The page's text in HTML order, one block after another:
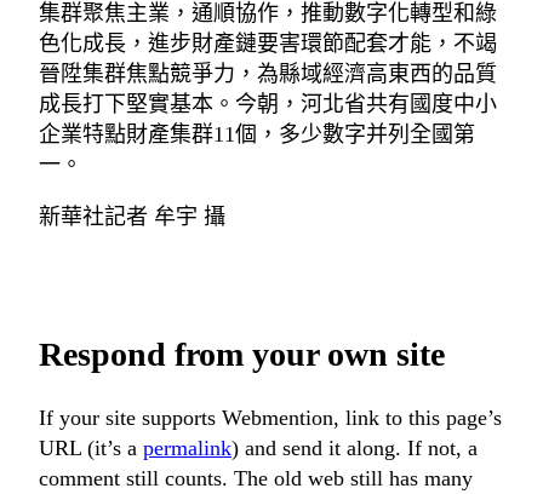
集群聚焦主業，通順協作，推動數字化轉型和綠
色化成長，進步財產鏈要害環節配套才能，不竭
晉陞集群焦點競爭力，為縣域經濟高東西的品質
成長打下堅實基本。今朝，河北省共有國度中小
企業特點財產集群11個，多少數字并列全國第
一。
新華社記者 牟宇 攝
Respond from your own site
If your site supports Webmention, link to this page’s
URL (it’s a permalink) and send it along. If not, a
comment still counts. The old web still has many